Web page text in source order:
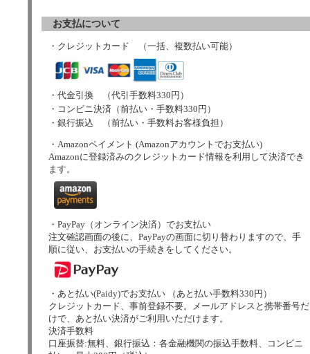
お支払について
・クレジットカード （一括、複数払い可能）
・代金引換 （代引手数料330円）
・コンビニ決済（前払い・手数料330円）
・銀行振込 （前払い・手数料お客様負担）
・Amazonペイメント (Amazonアカウントでお支払い)
Amazonに登録済みのクレジットカード情報を利用して決済でき
ます。
・PayPay（オンライン決済）でお支払い
注文確認画面の後に、PayPayの画面に切り替わりますので、手
順に従い、お支払いの手続きをしてください。
・あと払い(Paidy)でお支払い （あと払い手数料330円）
クレジットカード、事前登録不要。メールアドレスと携帯番号だ
けで、あと払い決済がご利用いただけます。
決済手数料
口座振替:無料、銀行振込：各金融機関の振込手数料、コンビニ